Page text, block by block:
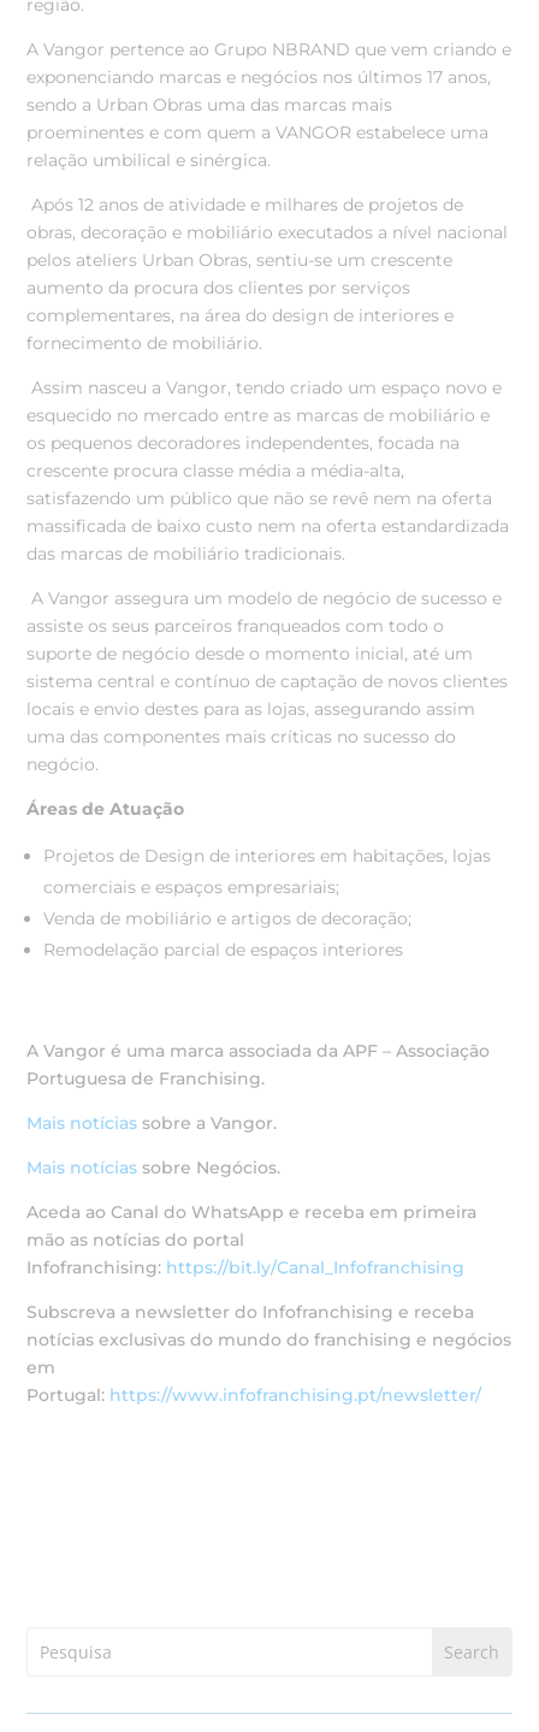
região.
A Vangor pertence ao Grupo NBRAND que vem criando e
exponenciando marcas e negócios nos últimos 17 anos,
sendo a Urban Obras uma das marcas mais
proeminentes e com quem a VANGOR estabelece uma
relação umbilical e sinérgica.
Após 12 anos de atividade e milhares de projetos de
obras, decoração e mobiliário executados a nível nacional
pelos ateliers Urban Obras, sentiu-se um crescente
aumento da procura dos clientes por serviços
complementares, na área do design de interiores e
fornecimento de mobiliário.
Assim nasceu a Vangor, tendo criado um espaço novo e
esquecido no mercado entre as marcas de mobiliário e
os pequenos decoradores independentes, focada na
crescente procura classe média a média-alta,
satisfazendo um público que não se revê nem na oferta
massificada de baixo custo nem na oferta estandardizada
das marcas de mobiliário tradicionais.
A Vangor assegura um modelo de negócio de sucesso e
assiste os seus parceiros franqueados com todo o
suporte de negócio desde o momento inicial, até um
sistema central e contínuo de captação de novos clientes
locais e envio destes para as lojas, assegurando assim
uma das componentes mais críticas no sucesso do
negócio.
Áreas de Atuação
Projetos de Design de interiores em habitações, lojas
comerciais e espaços empresariais;
Venda de mobiliário e artigos de decoração;
Remodelação parcial de espaços interiores
A Vangor é uma marca associada da APF – Associação
Portuguesa de Franchising.
Mais notícias sobre a Vangor.
Mais notícias sobre Negócios.
Aceda ao Canal do WhatsApp e receba em primeira
mão as notícias do portal
Infofranchising: https://bit.ly/Canal_Infofranchising
Subscreva a newsletter do Infofranchising e receba
notícias exclusivas do mundo do franchising e negócios
em
Portugal: https://www.infofranchising.pt/newsletter/